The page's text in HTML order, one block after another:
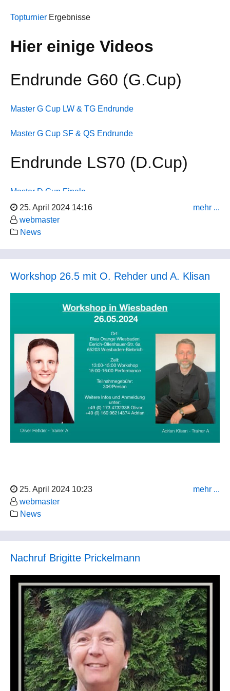
Orange.
Das dritte Turnier wurde von der Master III B getanzt. Hier
Hofheim.
Der Höhepunkt des Turniertages war das Masterturnier S
der Gold Cup. Voraussetzung zur Teilnahme war, dass
ein Tänzer mind. 60 Jahre und der andere Tänzer mind.
50 Jahre ist. 23 Paare aus ganz Deutschland gingen an
den Start und zeigten ihr Können.
Wie im letzten Jahr haben die deutschen Meister
Susanne und Thomas Schmidt vom Schwarz-Rot-Club
Der Sonntag startete mit der Master II B.
Topturnier Ergebnisse
Hier einige Videos
Endrunde G60 (G.Cup)
Master G Cup LW & TG Endrunde
Master G Cup SF & QS Endrunde
Endrunde LS70 (D.Cup)
Master D Cup Finale
Master II S Vorrunde
Master II S Endrunde
Semifinale
——————
——————
Master D Cup Semi LW
Master D CupSemi TG
Master D CupSemi SF
Vorrunden
—————————
D Cup VR LW
D Cup VR TG
D Cup VR SF
25. April 2024 14:16
webmaster
News
mehr ...
Workshop 26.5 mit O. Rehder und A. Klisan
25. April 2024 10:23
webmaster
News
mehr ...
Nachruf Brigitte Prickelmann